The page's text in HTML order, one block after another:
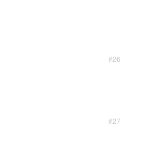
#26
#27